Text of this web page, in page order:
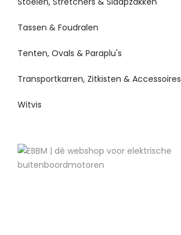
Tassen & Foudralen
Tenten, Ovals & Paraplu's
Transportkarren, Zitkisten & Accessoires
Witvis